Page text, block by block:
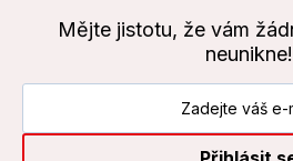
Mějte jistotu, že vám
neunikne!